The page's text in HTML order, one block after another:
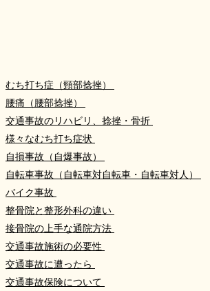
むち打ち症（頸部捻挫）
腰痛（腰部捻挫）
交通事故のリハビリ、捻挫・骨折
様々なむち打ち症状
自損事故（自爆事故）
自転車事故（自転車対自転車・自転車対人）
バイク事故
整骨院と整形外科の違い
接骨院の上手な通院方法
交通事故施術の必要性
交通事故に遭ったら
交通事故保険について